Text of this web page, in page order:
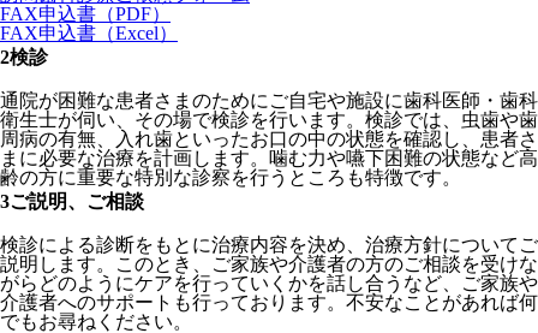
FAX申込書（PDF）
FAX申込書（Excel）
2検診
通院が困難な患者さまのためにご自宅や施設に歯科医師・歯科
衛生士が伺い、その場で検診を行います。検診では、虫歯や歯
周病の有無、入れ歯といったお口の中の状態を確認し、患者さ
まに必要な治療を計画します。噛む力や嚥下困難の状態など高
齢の方に重要な特別な診察を行うところも特徴です。
3ご説明、ご相談
検診による診断をもとに治療内容を決め、治療方針についてご
説明します。このとき、ご家族や介護者の方のご相談を受けな
がらどのようにケアを行っていくかを話し合うなど、ご家族や
介護者へのサポートも行っております。不安なことがあれば何
でもお尋ねください。